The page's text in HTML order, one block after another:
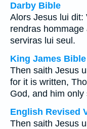
Darby Bible
Alors Jesus lui dit:
rendras
serviras lui seul.
King James Bible
Then saith Jesus
for it is written,
God, and him
English Revised
Then saith Jesus